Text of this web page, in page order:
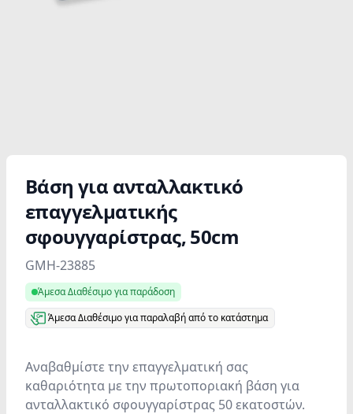
Βάση για ανταλλακτικό
επαγγελματικής
σφουγγαρίστρας, 50cm
Product information
GMH-23885
Άμεσα Διαθέσιμο για παράδοση
Άμεσα Διαθέσιμο για παραλαβή από το κατάστημα
Αναβαθμίστε την επαγγελματική σας
καθαριότητα με την πρωτοποριακή βάση για
ανταλλακτικό σφουγγαρίστρας 50 εκατοστών.